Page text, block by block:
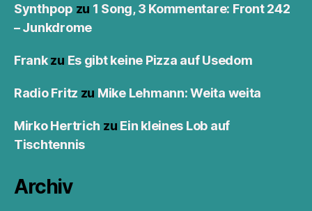
Synthpop zu 1 Song, 3 Kommentare: Front 242
– Junkdrome
Frankzu Es gibt keine Pizza auf Usedom
Radio Fritz zu Mike Lehmann: Weita weita
Mirko Hertrich zu Ein kleines Lob auf
Tischtennis
Archiv